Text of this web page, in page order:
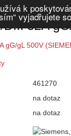
k
vyjadřujete
pojistky závitové
32A
461270
na dotaz
na dotaz